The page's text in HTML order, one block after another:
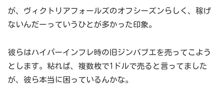
が、ヴィクトリアフォールズのオフシーズンらしく、稼げ
ないんだーっていうひとが多かった印象。
彼らはハイパーインフレ時の旧ジンバブエを売ってこよう
とします。粘れば、複数枚で1ドルで売ると言ってました
が、彼ら本当に困っているんかな。